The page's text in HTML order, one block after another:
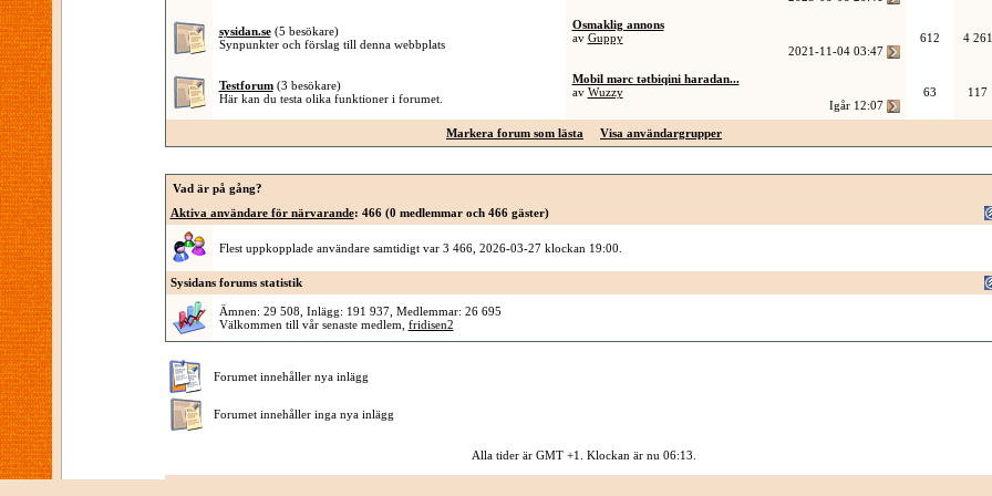
sysidan.se (5 besökare)
Synpunkter och förslag till denna webbplats
Osmaklig annons
av Guppy
2021-11-04 03:47
612 4 261
Testforum (3 besökare)
Här kan du testa olika funktioner i forumet.
Mobil mərc tətbiqini haradan...
av Wuzzy
Igår 12:07
63 117
Markera forum som lästa Visa användargrupper
Vad är på gång?
Aktiva användare för närvarande: 466 (0 medlemmar och 466 gäster)
Flest uppkopplade användare samtidigt var 3 466, 2026-03-27 klockan 19:00.
Sysidans forums statistik
Ämnen: 29 508, Inlägg: 191 937, Medlemmar: 26 695
Välkommen till vår senaste medlem, fridisen2
Forumet innehåller nya inlägg
Forumet innehåller inga nya inlägg
Alla tider är GMT +1. Klockan är nu 06:13